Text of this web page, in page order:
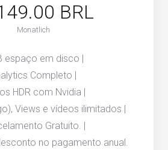
BRL
Monatlich
espaço em disco |
Completo |
HDR com Nvidia |
Views e vídeos ilimitados |
Gratuito. |
no pagamento anual.